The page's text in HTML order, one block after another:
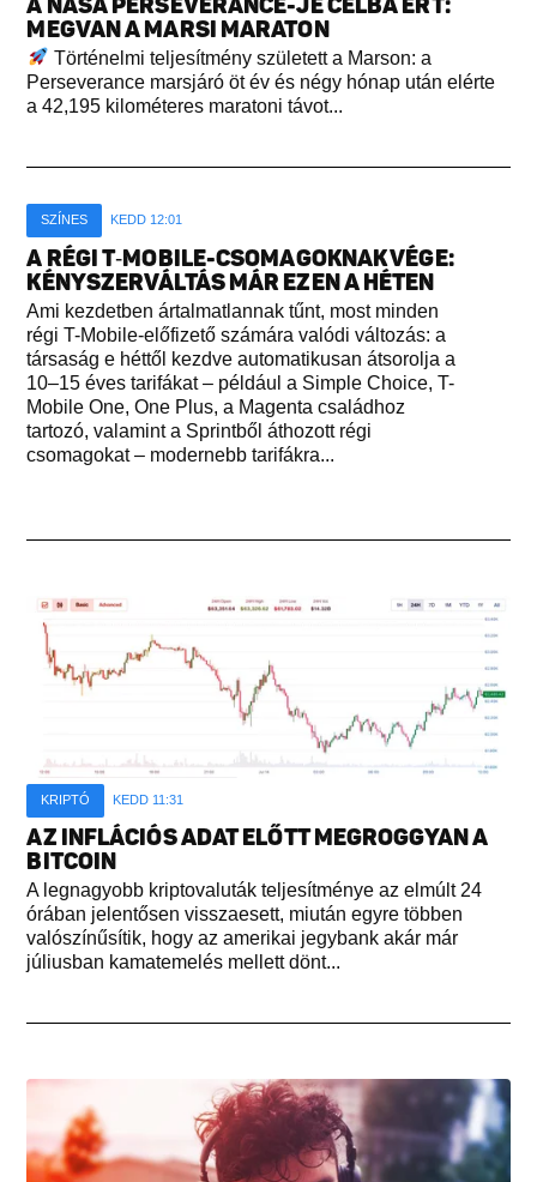
MEGVAN A MARSI MARATON
Történelmi teljesítmény született a Marson: a
Perseverance marsjáró öt év és négy hónap után elérte
a 42,195 kilométeres maratoni távot...
SZÍNES KEDD 12:01
A RÉGI T‑MOBILE-CSOMAGOKNAK VÉGE:
KÉNYSZERVÁLTÁS MÁR EZEN A HÉTEN
Ami kezdetben ártalmatlannak tűnt, most minden
régi T-Mobile-előfizető számára valódi változás: a
társaság e héttől kezdve automatikusan átsorolja a
10–15 éves tarifákat – például a Simple Choice, T-
Mobile One, One Plus, a Magenta családhoz
tartozó, valamint a Sprintből áthozott régi
csomagokat – modernebb tarifákra...
KRIPTÓ KEDD 11:31
AZ INFLÁCIÓS ADAT ELŐTT MEGROGGYAN A
BITCOIN
A legnagyobb kriptovaluták teljesítménye az elmúlt 24
órában jelentősen visszaesett, miután egyre többen
valószínűsítik, hogy az amerikai jegybank akár már
júliusban kamatemelés mellett dönt...